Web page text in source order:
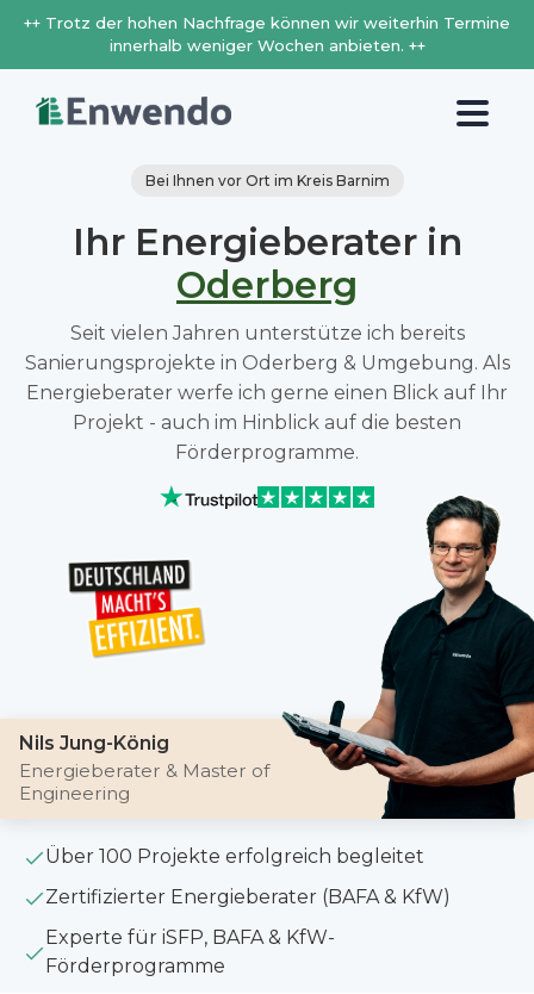
++ Trotz der hohen Nachfrage können wir weiterhin Termine
innerhalb weniger Wochen anbieten. ++
Bei Ihnen vor Ort im Kreis Barnim
Ihr Energieberater in
Oderberg
Seit vielen Jahren unterstütze ich bereits
Sanierungsprojekte in Oderberg & Umgebung. Als
Energieberater werfe ich gerne einen Blick auf Ihr
Projekt - auch im Hinblick auf die besten
Förderprogramme.
Nils Jung-König
Energieberater & Master of
Engineering
Über 100 Projekte erfolgreich begleitet
Zertifizierter Energieberater (BAFA & KfW)
Experte für iSFP, BAFA & KfW-
Förderprogramme